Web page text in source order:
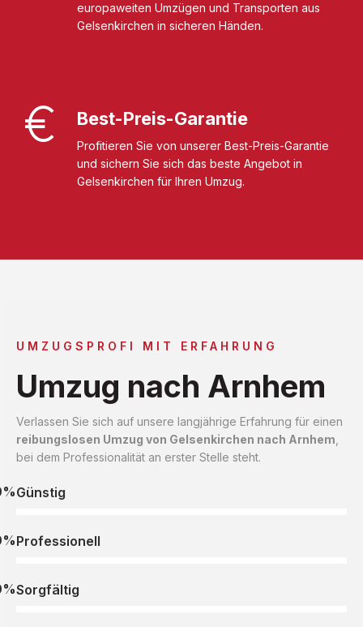
europaweiten Umzügen und Transporten aus
Gelsenkirchen in sicheren Händen.
Best-Preis-Garantie
Profitieren Sie von unserer Best-Preis-Garantie
und sichern Sie sich das beste Angebot in
Gelsenkirchen für Ihren Umzug.
UMZUGSPROFI MIT ERFAHRUNG
Umzug nach Arnhem
Verlassen Sie sich auf unsere langjährige Erfahrung für einen
reibungslosen Umzug von Gelsenkirchen nach Arnhem
bei dem Professionalität an erster Stelle steht.
Günstig
Professionell
Sorgfältig